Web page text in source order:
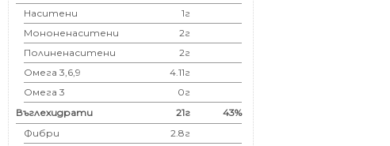
Наситени
1г
Мононенаситени
2г
Полиненаситени
2г
Омега 3,6,9
4.11г
Омега 3
0г
Въглехидрати
21г
43%
Фибри
2.8г